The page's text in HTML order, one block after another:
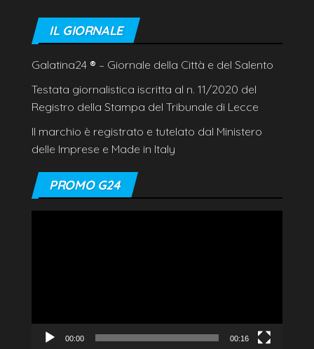
IL GIORNALE
Galatina24 ® – Giornale della Città e del Salento
Testata giornalistica iscritta al n. 11/2020 del
Registro della Stampa del Tribunale di Lecce
Il marchio è registrato e tutelato dal Ministero
delle Imprese e Made in Italy
PROMO G24
00:00 00:16